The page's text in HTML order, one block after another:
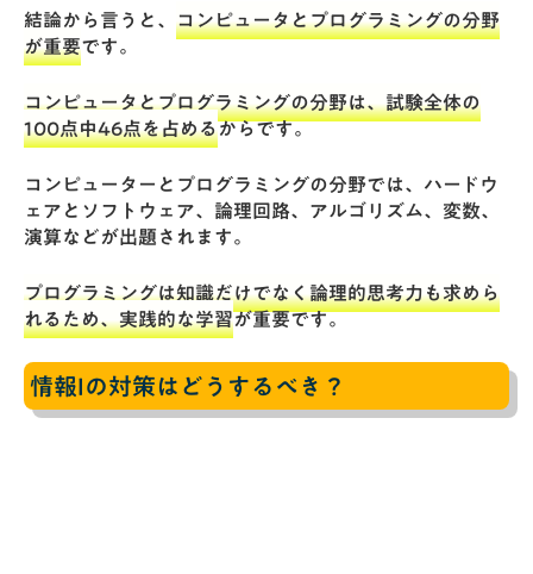
結論から言うと、 コンピュータとプログラミングの分野
が重要です。
コンピュータとプログラミングの分野は、試験全体の
100点中46点を占めるからです。
コンピューターとプログラミングの分野では、ハードウ
ェアとソフトウェア、論理回路、アルゴリズム、変数、
演算などが出題されます。
プログラミングは知識だけでなく論理的思考力も求めら
れるため、実践的な学習が重要です。
情報Iの対策はどうするべき？